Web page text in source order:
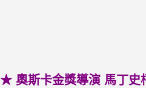
★ 奧斯卡金獎導演 馬丁史